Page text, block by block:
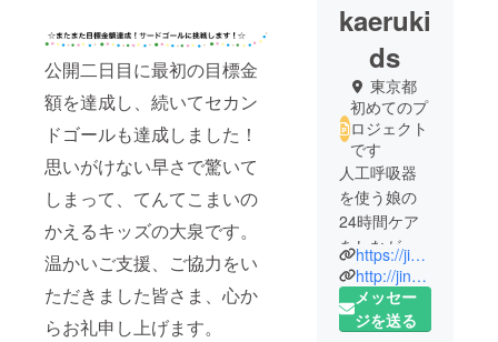
公開二日目に最初の目標金
額を達成し、続いてセカン
ドゴールも達成しました！
思いがけない早さで驚いて
しまって、てんてこまいの
かえるキッズの大泉です。
温かいご支援、ご協力をい
ただきました皆さま、心か
らお礼申し上げます。
kaeruki
ds
東京都
初めてのプ
ロジェクト
です
人工呼吸器
を使う娘の
24時間ケア
をしなが
ら、「在宅
オフロ研究
母さん」と
https://jinkokokyuki.thebase.in
http://jinkoukokyukideofuro.blog.fc2.com
メッセー
ジを送る